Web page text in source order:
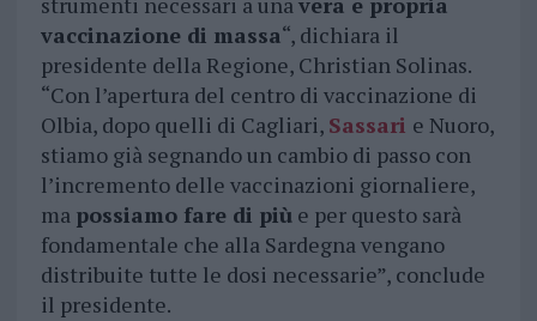
vaccinazione di massa“, dichiara il
presidente della Regione, Christian Solinas.
“Con l’apertura del centro di vaccinazione di
Olbia, dopo quelli di Cagliari, Sassari e Nuoro,
stiamo già segnando un cambio di passo con
l’incremento delle vaccinazioni giornaliere,
ma possiamo fare di piùe per questo sarà
fondamentale che alla Sardegna vengano
distribuite tutte le dosi necessarie”, conclude
il presidente.